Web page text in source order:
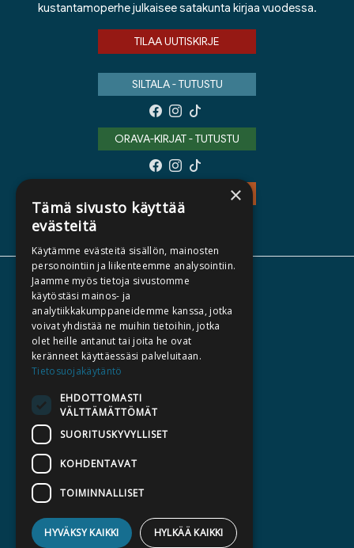
kustantamoperhe julkaisee satakunta kirjaa vuodessa.
TILAA UUTISKIRJE
SILTALA - TUTUSTU
ORAVA-KIRJAT - TUTUSTU
TIETOA MEISTÄ
TEKIJÄT
KATALOGIT
AJANKOHTAISTA
HALUATKO KIRJAILIJAKSI
KIRJA TILAUSTYÖNÄ
MEDIALLE
LASKUTUSOSOITTEET
E-JA ÄÄNIKIRJAT
×
Tämä sivusto käyttää
evästeitä
Käytämme evästeitä sisällön, mainosten
personointiin ja liikenteemme analysointiin.
Jaamme myös tietoja sivustomme
käytöstäsi mainos- ja
analytiikkakumppaneidemme kanssa, jotka
voivat yhdistää ne muihin tietoihin, jotka
olet heille antanut tai joita he ovat
keränneet käyttäessäsi palveluitaan.
Tietosuojakäytäntö
EHDOTTOMASTI
VÄLTTÄMÄTTÖMÄT
SUORITUSKYVYLLISET
KOHDENTAVAT
TOIMINNALLISET
HYVÄKSY KAIKKI HYLKÄÄ KAIKKI